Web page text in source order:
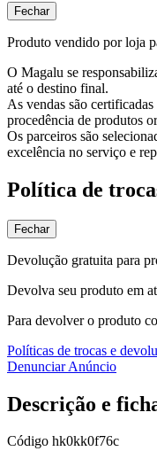
Fechar
Produto vendido por loja
O Magalu se
até o destino final.
As vendas são
procedência de produtos
Os parceiros são
excelência no serviço e
Política de
Fechar
Devolução gratuita para
Devolva seu produto em
Para devolver o produto
Políticas de trocas e
Denunciar Anúncio
Descrição e
Código hk0kk0f76c